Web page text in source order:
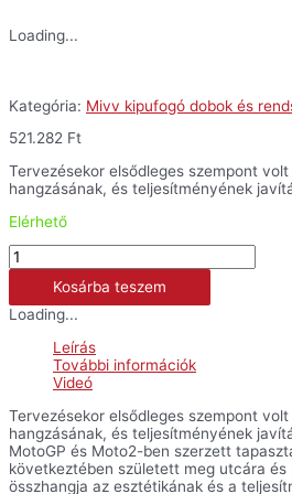
Loading...
Kategória: Mivv kipufogó dobok és
521.282 Ft
Tervezésekor elsődleges szempont
hangzásának, és teljesítményének
Elérhető
Mivv
X-
kipufogó
-
09/SP/FZ-
mennyiség
Kosárba teszem
Loading...
Leírás
További információk
Videó
Tervezésekor elsődleges szempont
hangzásának, és teljesítményének
MotoGP és Moto2-ben szerzett
következtében született meg utcára és
összhangja az esztétikának és a